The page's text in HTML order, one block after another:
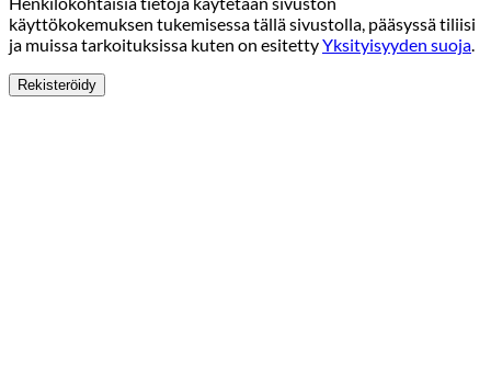
käyttökokemuksen tukemisessa tällä sivustolla, pääsyssä tiliisi
ja muissa tarkoituksissa kuten on esitettyYksityisyyden suoja
Rekisteröidy